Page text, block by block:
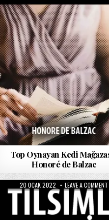
Top Oynayan Kedi
Honoré de Balzac
PUBLISHED
DATE:
20 OCAK 2022 LEAVE A COMMENT